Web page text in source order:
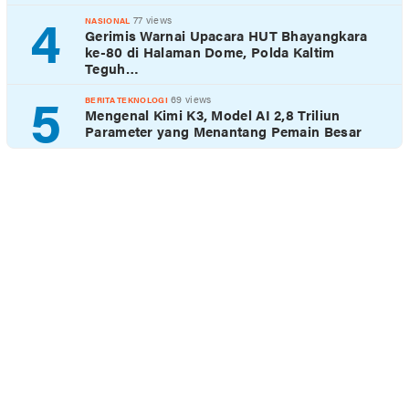
4
NASIONAL 77 views
Gerimis Warnai Upacara HUT Bhayangkara
ke-80 di Halaman Dome, Polda Kaltim
Teguh…
5 BERITA TEKNOLOGI 69 views
Mengenal Kimi K3, Model AI 2,8 Triliun
Parameter yang Menantang Pemain Besar